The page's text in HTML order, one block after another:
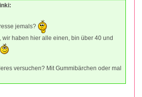
jemals?
wir haben hier alle einen, bin über 40 und
versuchen? Mit Gummibärchen oder mal